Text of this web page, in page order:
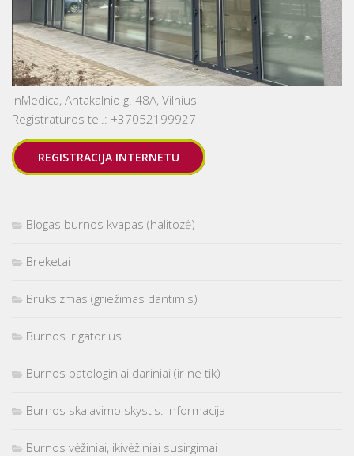
InMedica, Antakalnio g. 48A, Vilnius
Registratūros tel.: +37052199927
REGISTRACIJA INTERNETU
Blogas burnos kvapas (halitozė)
Breketai
Bruksizmas (griežimas dantimis)
Burnos irigatorius
Burnos patologiniai dariniai (ir ne tik)
Burnos skalavimo skystis. Informacija
Burnos vėžiniai, ikivėžiniai susirgimai